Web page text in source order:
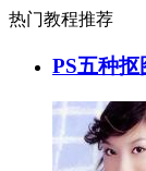
热门教程推荐
PS五种